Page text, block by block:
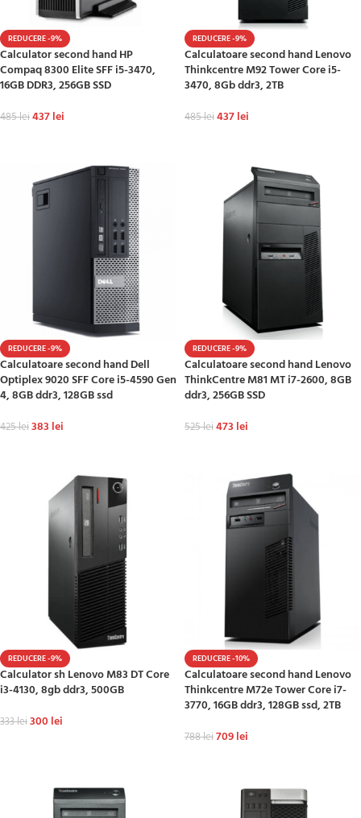
REDUCERE -9%
Calculator second hand HP
Compaq 8300 Elite SFF i5-3470,
16GB DDR3, 256GB SSD
485lei437lei
REDUCERE -9%
Calculatoare second hand Lenovo
Thinkcentre M92 Tower Core i5-
3470, 8Gb ddr3, 2TB
485lei437lei
REDUCERE -9%
Calculatoare second hand Dell
Optiplex 9020 SFF Core i5-4590 Gen
4, 8GB ddr3, 128GB ssd
425lei383 lei
REDUCERE -9%
Calculatoare second hand Lenovo
ThinkCentre M81 MT i7-2600, 8GB
ddr3, 256GB SSD
525lei473 lei
REDUCERE -9%
Calculator sh Lenovo M83 DT Core
i3-4130, 8gb ddr3, 500GB
333lei300 lei
REDUCERE -10%
Calculatoare second hand Lenovo
Thinkcentre M72e Tower Core i7-
3770, 16GB ddr3, 128GB ssd, 2TB
788lei709lei